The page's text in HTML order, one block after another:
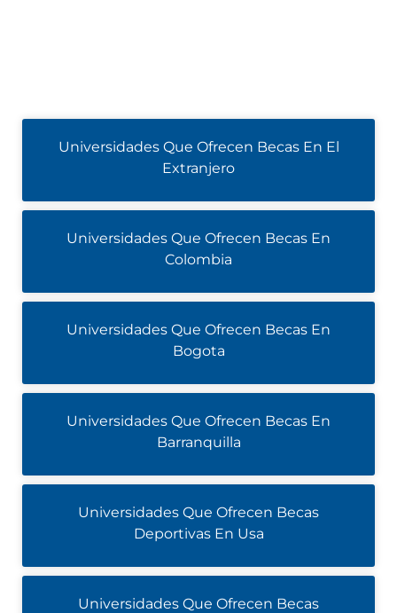
Universidades Que Ofrecen Becas En El
Extranjero
Universidades Que Ofrecen Becas En
Colombia
Universidades Que Ofrecen Becas En
Bogota
Universidades Que Ofrecen Becas En
Barranquilla
Universidades Que Ofrecen Becas
Deportivas En Usa
Universidades Que Ofrecen Becas